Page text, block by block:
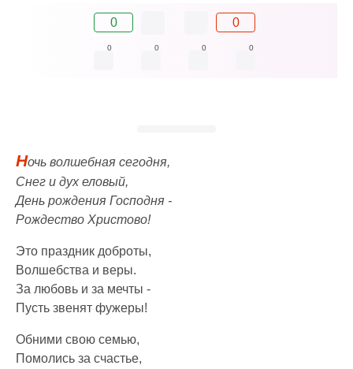
0 0
0 0 0 0
Ночь волшебная сегодня,
Снег и дух еловый,
День рождения Господня -
Рождество Христово!
Это праздник доброты,
Волшебства и веры.
За любовь и за мечты -
Пусть звенят фужеры!
Обними свою семью,
Помолись за счастье,